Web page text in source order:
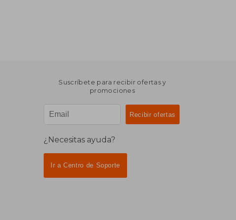
Suscríbete para recibir ofertas y
promociones
¿Necesitas ayuda?
Ir a Centro de Soporte